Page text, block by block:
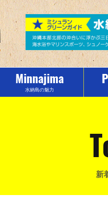
Minnajima
水納島の魅力
新